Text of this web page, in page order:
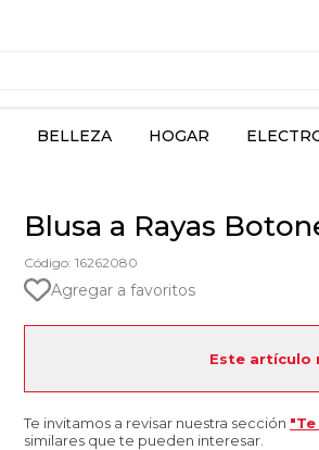
BELLEZA HOGAR
Blusa a Rayas
Código: 16262080
Agregar a favoritos
Este artículo
Te invitamos a revisar nuestra sección
similares que te pueden interesar.